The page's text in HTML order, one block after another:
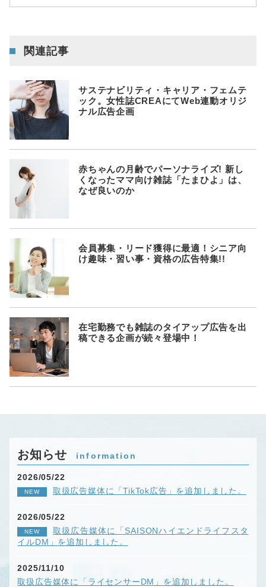
関連記事
サステナビリティ・キャリア・フェムテ
ック。女性誌CREAにてWeb連動オリジ
ナル広告企画
赤ちゃんの月齢でパーソナライズ! 新し
くなったママ向け雑誌「たまひよ」は、
なぜ良いのか
会員募集・リード獲得に最適！シニア向
け趣味・習い事・資格の広告特集!!
在宅勤務でも雑誌のタイアップ広告を出
稿できる企画が続々登場中！
お知らせ information
2026/05/22
NEW 取扱広告媒体に「TikTok広告」を追加しました。
2026/05/22
NEW
取扱広告媒体に「SAISONハイエンドライフスタ
イルDM」を追加しました。
2025/11/10
取扱広告媒体に「ライセンサーDM」を追加しました。